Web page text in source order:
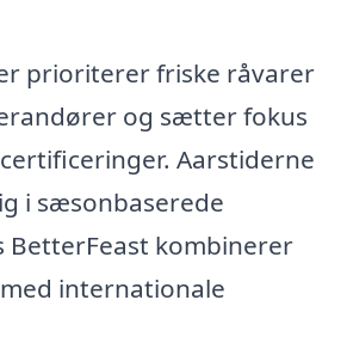
prioriterer friske råvarer
og sætter fokus
Aarstiderne
i sæsonbaserede
BetterFeast kombinerer
internationale